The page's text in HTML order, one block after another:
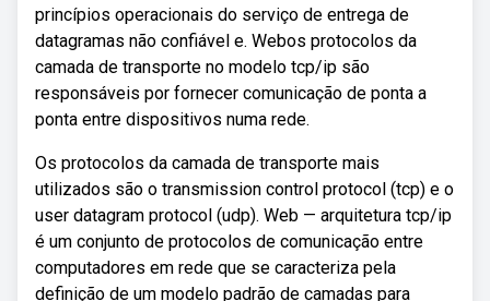
princípios operacionais do serviço de entrega de
datagramas não confiável e. Webos protocolos da
camada de transporte no modelo tcp/ip são
responsáveis por fornecer comunicação de ponta a
ponta entre dispositivos numa rede.
Os protocolos da camada de transporte mais
utilizados são o transmission control protocol (tcp) e o
user datagram protocol (udp). Web — arquitetura tcp/ip
é um conjunto de protocolos de comunicação entre
computadores em rede que se caracteriza pela
definição de um modelo padrão de camadas para